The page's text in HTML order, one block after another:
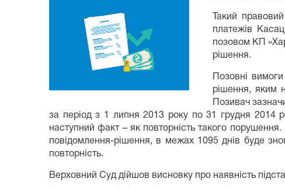
Такий
платежів
позовом КП
рішення.
Позовні
рішення, яким
Позивач
за період з 1 липня 2013 року по 31 грудня 2014
наступний факт – як повторність такого
повідомлення-рішення, в межах 1095 днів буде
повторність.
Верховний Суд дійшов висновку про наявність